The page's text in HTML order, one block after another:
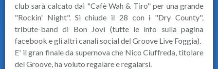
club sarà calcato dai "Cafè Wah & Tiro" per una grande
"Rockin' Night". Si chiude il 28 con i "Dry County",
tribute-band di Bon Jovi (tutte le info sulla pagina
facebook e gli altri canali social del Groove Live Foggia).
E' il gran finale da supernova che Nico Ciuffreda, titolare
del Groove, ha voluto regalare e regalarsi.